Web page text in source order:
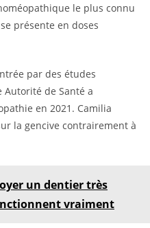
le plus connu
présente en doses
par des études
Autorité de Santé a
en 2021. Camilia
la gencive contrairement à
un dentier très
vraiment